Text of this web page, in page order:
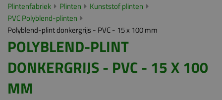
Plintenfabriek Plinten
Kunststof plinten
PVC Polyblend-plinten
Polyblend-plint donkergrijs - PVC - 15 x 100 mm
POLYBLEND-PLINT
DONKERGRIJS - PVC - 15 X 100
MM